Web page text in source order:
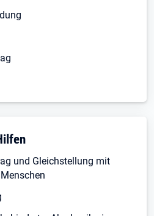
und Gleichstellung mit